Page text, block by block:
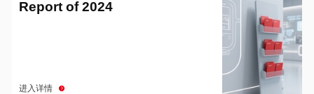
Report of 2024
进入详情